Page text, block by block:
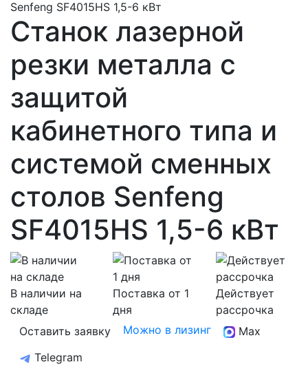
Станок лазерной
резки металла с
защитой
кабинетного типа и
системой сменных
столов Senfeng
SF4015HS 1,5-6 кВт
В наличии на
складе
Поставка от 1
дня
Действует
рассрочка
Оставить заявку
Можно в лизинг
Max
Telegram